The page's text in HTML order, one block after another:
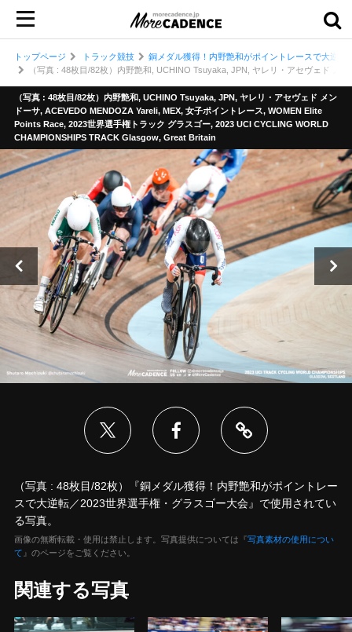
トップページ トラック競技
銅メダル獲得！内野艶和がポイントレースで大逆転
（写真 : 48枚目/82枚）内野艶和, UCHINO Tsuyaka, JPN, ヤレリ・アセヴェド メ
（写真 : 48枚目/82枚）内野艶和, UCHINO Tsuyaka, JPN, ヤレリ・アセヴェド メン
ドーサ, ACEVEDO MENDOZA Yareli, MEX, 女子ポイントレース, WOMEN Elite
Points Race, 2023世界選手権トラック グラスゴー, 2023 UCI CYCLING WORLD
CHAMPIONSHIPS TRACK Glasgow, Great Britain
（写真 : 48枚目/82枚）『銅メダル獲得！内野艶和がポイントレー
スで大逆転／2023世界選手権・グラスゴー大会』で使用されてい
る写真。
画像の無断転載・使用は禁止します。写真提供については『写真素材の使用につい
て 』のページをご覧ください。
関連する写真